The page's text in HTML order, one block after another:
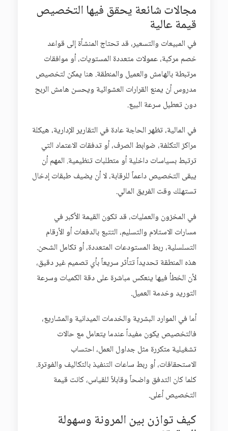
مجالات شائعة يحقق فيها التخصيص
قيمة عالية
في المبيعات والتسعير، قد تحتاج المنشأة إلى قواعد
خصم مركبة، عمولات متعددة المستويات، أو موافقات
مرتبطة بالهامش والعميل والمنطقة. هنا يمكن لتخصيص
مدروس أن يمنع القرارات العشوائية ويحسن هامش الربح
دون تعطيل سرعة البيع.
في المالية، تظهر الحاجة عادة في التقارير الإدارية، هيكلة
مراكز التكلفة، ضوابط الصرف، أو تدفقات الاعتماد التي
ترتبط بسياسات داخلية أو متطلبات تنظيمية. المهم أن
يبقى التخصيص داعماً للرقابة، لا أن يضيف طبقات إدخال
تستهلك وقت الفريق المالي.
في المخزون والعمليات، قد تكون القيمة الأكبر في
مسارات الاستلام والتسليم، التتبع بالدفعات أو الأرقام
التسلسلية، ربط المستودعات المتعددة، أو تكامل الشحن.
هذه المنطقة تحديداً تتأثر سريعاً بأي تصميم غير دقيق،
لأن الخطأ فيها ينعكس مباشرة على دقة الكميات وسرعة
التوريد وخدمة العميل.
أما في الموارد البشرية والخدمات الميدانية والمشاريع،
فالتخصيص يكون مفيداً عندما يتعامل مع حالات
تشغيلية متكررة مثل جداول العمل، احتساب
الاستحقاقات، أو ربط ساعات التنفيذ بالتكاليف والفوترة.
كلما كان التدفق واضحاً وقابلاً للقياس، كانت قيمة
التخصيص أعلى.
كيف توازن بين المرونة وسهولة